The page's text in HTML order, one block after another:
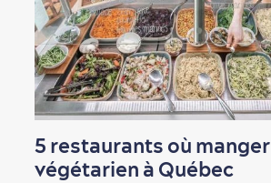
5 restaurants où manger
végétarien à Québec